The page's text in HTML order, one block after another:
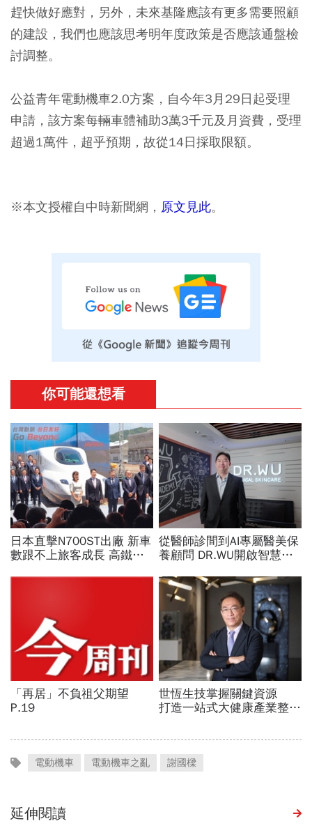
趕快做好應對，另外，未來基隆應該有更多需要照顧
的建設，我們也應該思考明年度政策是否應該通盤檢
討調整。
公益青年電動機車2.0方案，自今年3月29日起受理
申請，該方案每輛車體補助3萬3千元及月資費，受理
超過1萬件，超乎預期，故從14日採取限額。
※本文授權自中時新聞網， 原文見此。
電動機車 電動機車之亂 謝國樑
延伸閱讀